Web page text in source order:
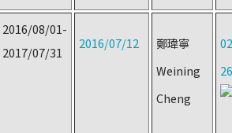
2016/08/01-
2017/07/31
2016/07/12
鄭瑋寧
Weining
Cheng